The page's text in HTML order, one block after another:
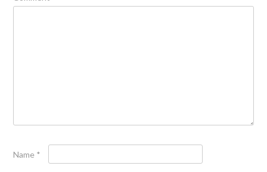
Name *